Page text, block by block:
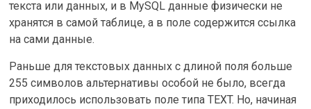
текста или данных, и в MySQL данные физически не
хранятся в самой таблице, а в поле содержится ссылка
на сами данные.
Раньше для текстовых данных с длиной поля больше
255 символов альтернативы особой не было, всегда
приходилось использовать поле типа TEXT. Но, начиная